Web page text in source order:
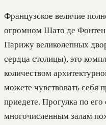
Французское величие
огромном Шато де
Парижу великолепных
сердца столицы), это
количеством
можете чувствовать себя
приедете. Прогулка по
многочисленным залам